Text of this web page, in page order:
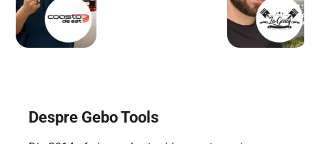
Despre Gebo Tools